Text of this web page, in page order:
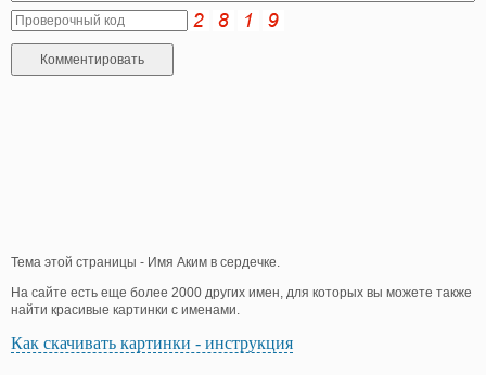
Тема этой страницы - Имя Аким в сердечке.
На сайте есть еще более 2000 других имен, для которых вы можете также
найти красивые картинки с именами.
Как скачивать картинки - инструкция